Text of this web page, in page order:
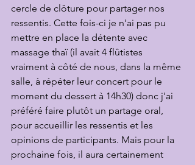
cercle de clôture pour partager nos
ressentis. Cette fois-ci je n'ai pas pu
mettre en place la détente avec
massage thaï (il avait 4 flûtistes
vraiment à côté de nous, dans la même
salle, à répéter leur concert pour le
moment du dessert à 14h30) donc j'ai
préféré faire plutôt un partage oral,
pour accueillir les ressentis et les
opinions de participants. Mais pour la
prochaine fois, il aura certainement